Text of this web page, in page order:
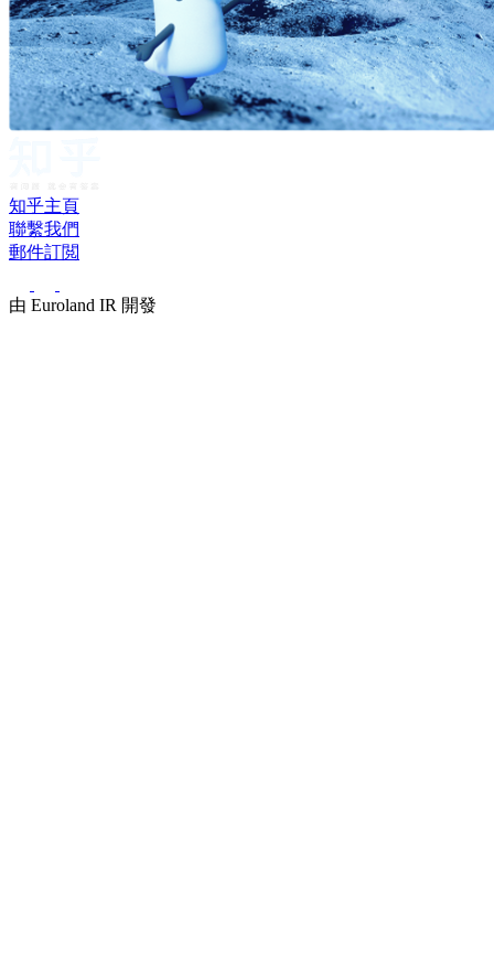
知乎主頁
聯繫我們
郵件訂閲
由 Euroland IR 開發